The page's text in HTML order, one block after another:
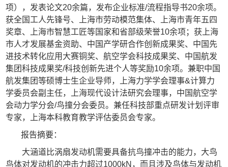
项），发表论文20余篇，发布企业标准/流程指导书20余项。
获全国工人先锋号、上海市劳动模范集体、上海市青年五四
奖章、上海市智慧工匠等国家和省部级荣誉10余项；获上海
市人才发展基金资助、中国产学研合作创新成果奖、中国先
进技术转化应用大赛铜奖、航空学会科技成果奖、中国航发
集团科技成果奖/科技创新先进个人等奖励10余项。兼职中国
航发集团等硕博士生企业导师，上海力学学会理事&计算力
学委员会副主任，上海现代设计法研究会理事，中国航空学
会动力学分会/鸟撞分会委员。兼任科技部重点研发计划评审
专家，上海本科教育教学评估委员会专家。
报告摘要：
大涵道比涡扇发动机需要具备抗鸟撞冲击的能力，大鸟
鸟体对发动机的冲击力超过1000kN ，而且涉及鸟体与发动机